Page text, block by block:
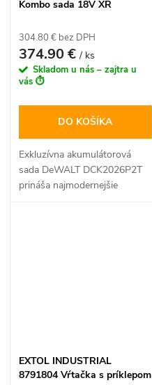
Kombo sada 18V XR
5,0Ah batéria, kufor Tstak VI
304.80 € bez DPH
374.90 €/ ks
Skladom u nás – zajtra u
vás ⏱️
DO KOŠÍKA
Exkluzívna akumulátorová
sada DeWALT DCK2026P2T
prináša najmodernejšie
bezpečnú prepravu a
dokonalú organizáciu vášho
EXTOL INDUSTRIAL
8791804 Vŕtačka s príklepom